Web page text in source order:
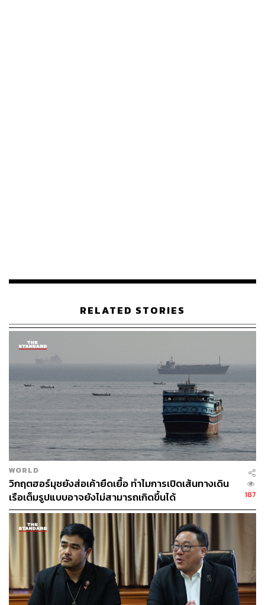
RELATED STORIES
WORLD
วิกฤตฮอร์มุซยังส่อเค้ายืดเยื้อ ทำไมการเปิดเส้นทางเดิน
เรือเต็มรูปแบบอาจยังไม่สามารถเกิดขึ้นได้
187